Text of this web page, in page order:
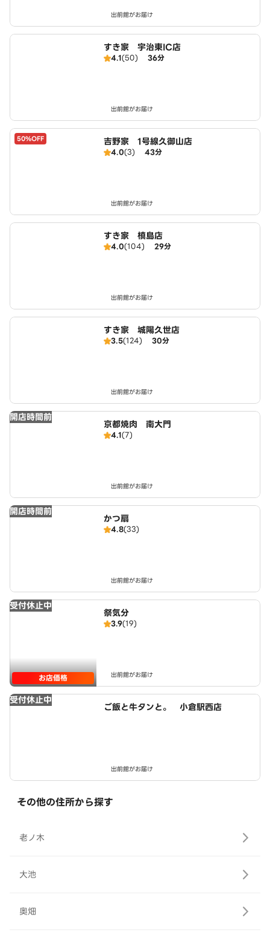
出前館がお届け
すき家 宇治東IC店
4.1(50) 36分
出前館がお届け
50%OFF 吉野家 1号線久御山店
4.0(3) 43分
出前館がお届け
すき家 槙島店
4.0(104) 29分
出前館がお届け
すき家 城陽久世店
3.5(124) 30分
出前館がお届け
開店時間前
京都焼肉 南大門
4.1(7)
出前館がお届け
開店時間前
かつ扇
4.8(33)
出前館がお届け
受付休止中
お店価格
祭気分
3.9(19)
出前館がお届け
受付休止中
ご飯と牛タンと。 小倉駅西店
出前館がお届け
その他の住所から探す
老ノ木
大池
奥畑